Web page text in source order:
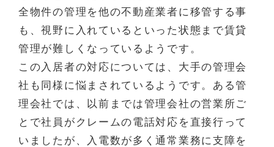
全物件の管理を他の不動産業者に移管する事
も、視野に入れているといった状態まで賃貸
管理が難しくなっているようです。
この入居者の対応については、大手の管理会
社も同様に悩まされているようです。ある管
理会社では、以前までは管理会社の営業所ご
とで社員がクレームの電話対応を直接行って
いましたが、入電数が多く通常業務に支障を